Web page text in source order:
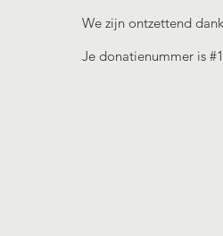
We zijn ontzettend
Je donatienummer is